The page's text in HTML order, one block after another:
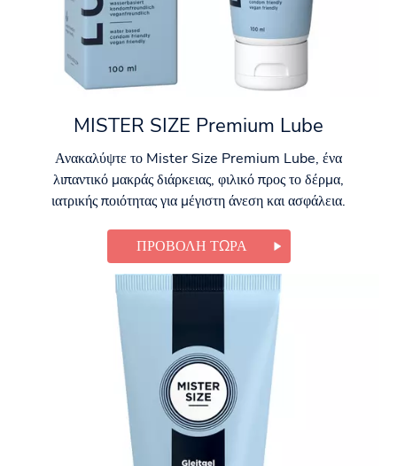
MISTER SIZE Premium Lube
Ανακαλύψτε το Mister Size Premium Lube, ένα
λιπαντικό μακράς διάρκειας, φιλικό προς το δέρμα,
ιατρικής ποιότητας για μέγιστη άνεση και ασφάλεια.
ΠΡΟΒΟΛΉ ΤΏΡΑ